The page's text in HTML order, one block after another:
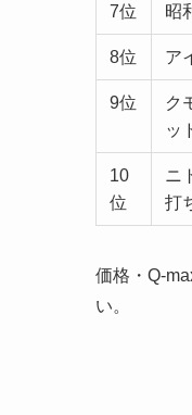
7位 昭
8位 ア
9位
ク
ッ
10
位
ニ
打
価格・Q-
い。